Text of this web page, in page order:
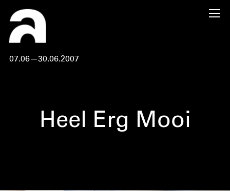
07.06—30.06.2007
Heel Erg Mooi